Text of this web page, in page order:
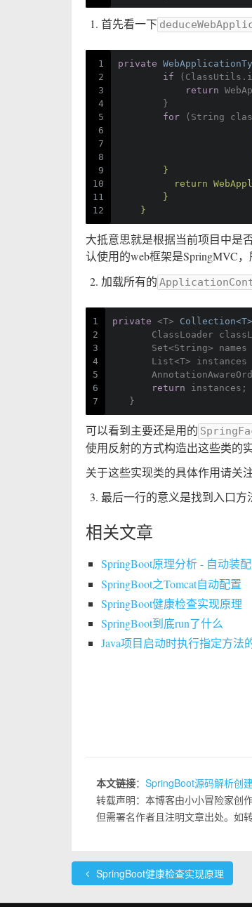
首先看一下
1
2
3
4
5
6
7
8
9
10
11
12
private
if
return
        }
for (String
	}
return
        }
    }
大抵意思就是根据当前项目中是
认使用的web框架是SpringMVC
加载所有的
1
2
3
4
5
6
7
private <T>
ClassLoader
Set<String> names
List<T> instances
return instances;
   }
可以看到主要还是用的
使用反射的方式构造出这些类的
关于这些实现类的具体作用请关
最后一行的意义是找到入口方
相关文章
SpringBoot原理分析 - 自动装配
SpringBoot之Tomcat自动配置
SpringBoot健康检查实现原理
SpringBoot到底run了什么
Java项目启动时执行指定方法
本文链接： SpringBoot源码解析创
转载声明：本博客由小小冒险家创
但需署名作者且注明文章出处。如
SpringBoot健康检查实现原理